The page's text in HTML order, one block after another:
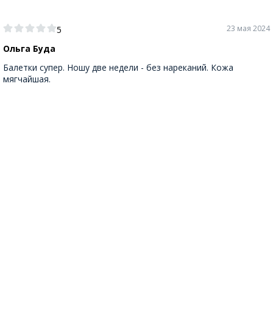
5
Ольга Буда
23 мая 2024
Балетки супер. Ношу две недели - без нареканий. Кожа
мягчайшая.